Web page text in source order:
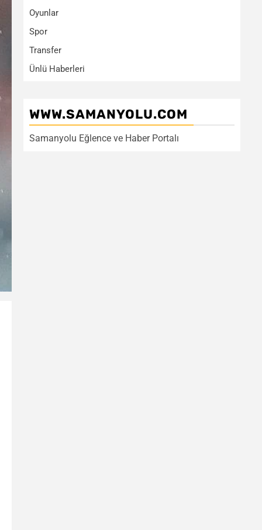
Oyunlar
Spor
Transfer
Ünlü Haberleri
WWW.SAMANYOLU.COM
Samanyolu Eğlence ve Haber Portalı